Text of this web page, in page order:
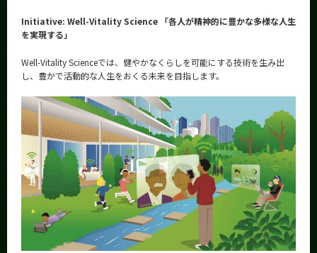
Initiative: Well-Vitality Science 「各人が精神的に豊かな多様な人生
を実現する」
Well-Vitality Scienceでは、健やかなくらしを可能にする技術を生み出
し、豊かで活動的な人生をおくる未来を目指します。